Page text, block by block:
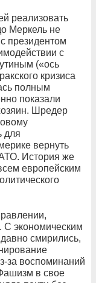
реализовать
Меркель не
президентом
с
(«ось
кризиса
полным
показали
Шредер
для
вернуть
История же
европейским
С экономическим
смирились,
за воспоминаний
в свое